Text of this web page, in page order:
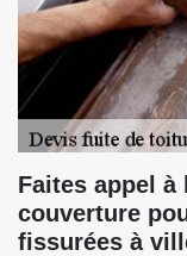
Faites appel à
couverture
fissurées à